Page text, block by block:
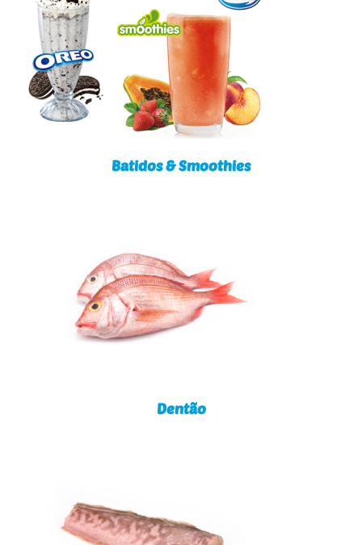
Batidos & Smoothies
Batidos & Smoothies
Dentão
Dentão
Maruca